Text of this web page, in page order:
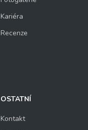
Kariéra
Recenze
OSTATNÍ
Kontakt